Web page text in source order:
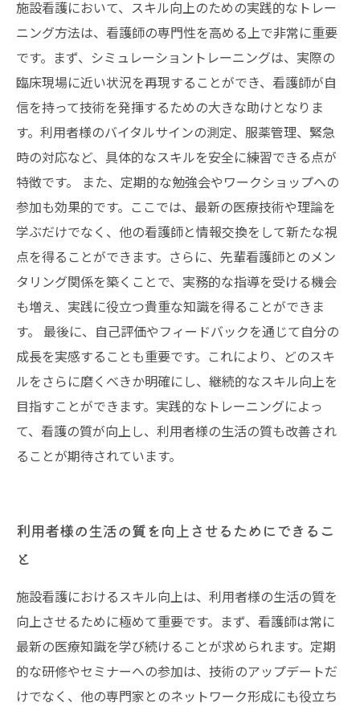
施設看護において、スキル向上のための実践的なトレー
ニング方法は、看護師の専門性を高める上で非常に重要
です。まず、シミュレーショントレーニングは、実際の
臨床現場に近い状況を再現することができ、看護師が自
信を持って技術を発揮するための大きな助けとなりま
す。利用者様のバイタルサインの測定、服薬管理、緊急
時の対応など、具体的なスキルを安全に練習できる点が
特徴です。 また、定期的な勉強会やワークショップへの
参加も効果的です。ここでは、最新の医療技術や理論を
学ぶだけでなく、他の看護師と情報交換をして新たな視
点を得ることができます。さらに、先輩看護師とのメン
タリング関係を築くことで、実務的な指導を受ける機会
も増え、実践に役立つ貴重な知識を得ることができま
す。 最後に、自己評価やフィードバックを通じて自分の
成長を実感することも重要です。これにより、どのスキ
ルをさらに磨くべきか明確にし、継続的なスキル向上を
目指すことができます。実践的なトレーニングによっ
て、看護の質が向上し、利用者様の生活の質も改善され
ることが期待されています。
利用者様の生活の質を向上させるためにできるこ
と
施設看護におけるスキル向上は、利用者様の生活の質を
向上させるために極めて重要です。まず、看護師は常に
最新の医療知識を学び続けることが求められます。定期
的な研修やセミナーへの参加は、技術のアップデートだ
けでなく、他の専門家とのネットワーク形成にも役立ち